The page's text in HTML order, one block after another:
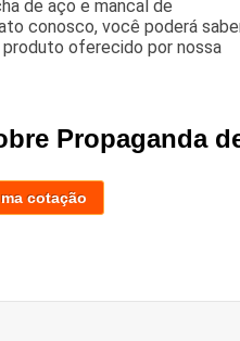
de aço e mancal de
conosco, você poderá
oferecido por nossa
Propaganda
cotação